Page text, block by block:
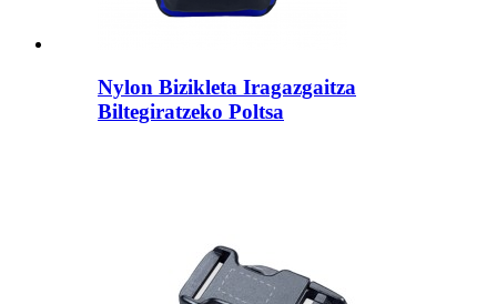
Nylon Bizikleta Iragazgaitza
Biltegiratzeko Poltsa